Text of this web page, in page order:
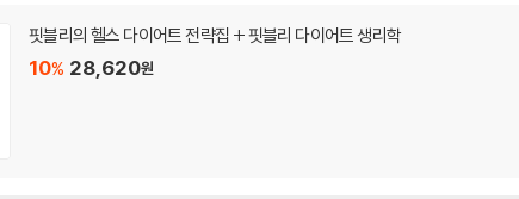
핏블리의 헬스 다이어트 전략집 + 핏블리 다이어트 생리학
10% 28,620원